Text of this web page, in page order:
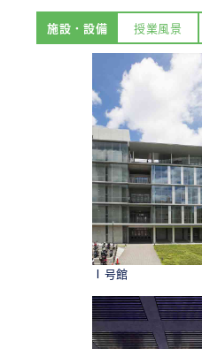
施設・設備 授業風景
Ⅰ号館